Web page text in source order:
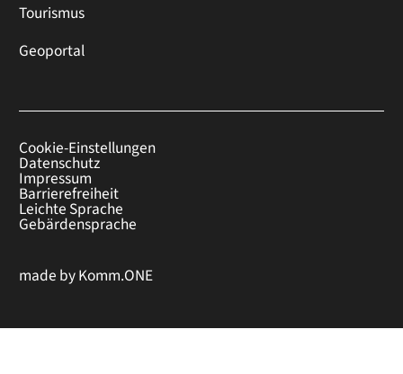
Tourismus
Geoportal
Cookie-Einstellungen
Datenschutz
Impressum
Barrierefreiheit
Leichte Sprache
Gebärdensprache
made byKomm.ONE